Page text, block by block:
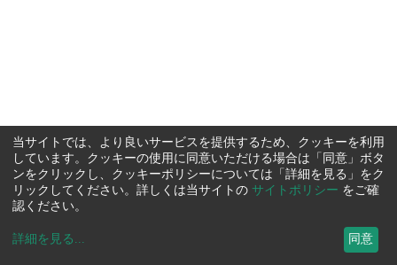
当サイトでは、より良いサービスを提供するため、クッキーを利用
しています。クッキーの使用に同意いただける場合は「同意」ボタ
ンをクリックし、クッキーポリシーについては「詳細を見る」をク
リックしてください。詳しくは当サイトの サイトポリシー をご確
認ください。
詳細を見る ... 同意